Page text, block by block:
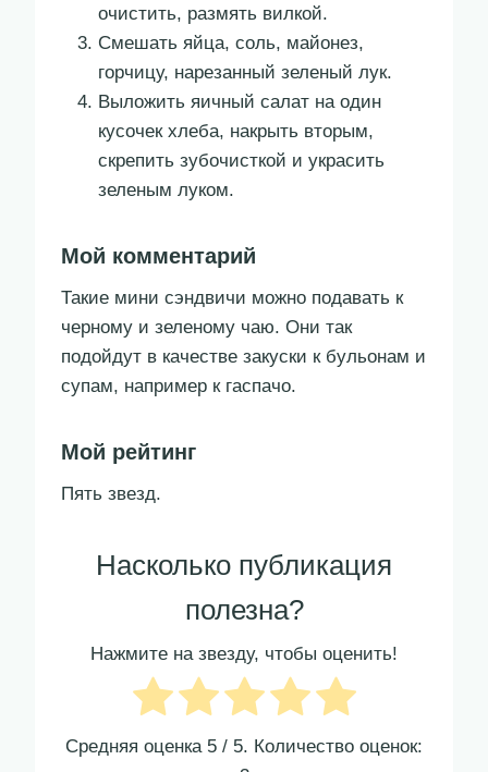
очистить, размять вилкой.
Смешать яйца, соль, майонез,
горчицу, нарезанный зеленый лук.
Выложить яичный салат на один
кусочек хлеба, накрыть вторым,
скрепить зубочисткой и украсить
зеленым луком.
Мой комментарий
Такие мини сэндвичи можно подавать к
черному и зеленому чаю. Они так
подойдут в качестве закуски к бульонам и
супам, например к гаспачо.
Мой рейтинг
Пять звезд.
Насколько публикация
полезна?
Нажмите на звезду, чтобы оценить!
Средняя оценка 5 / 5. Количество оценок: